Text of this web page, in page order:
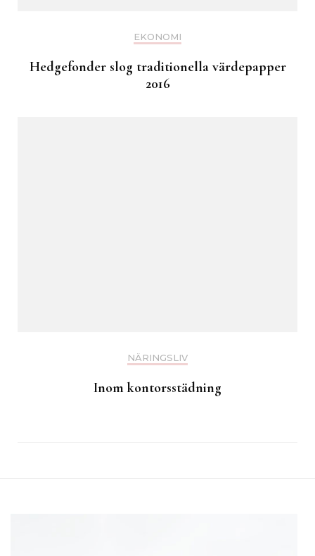
EKONOMI
Hedgefonder slog traditionella värdepapper
2016
NÄRINGSLIV
Inom kontorsstädning